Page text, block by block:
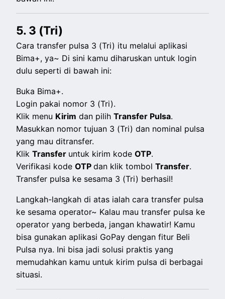
5. 3 (Tri)
Cara transfer pulsa 3 (Tri) itu melalui aplikasi
Bima+, ya~ Di sini kamu diharuskan untuk login
dulu seperti di bawah ini:
Buka Bima+.
Login pakai nomor 3 (Tri).
Klik menu Kirim dan pilihTransfer Pulsa.
Masukkan nomor tujuan 3 (Tri) dan nominal pulsa
yang mau ditransfer.
KlikTransfer untuk kirim kodeOTP.
Verifikasi kodeOTPdan klik tombolTransfer.
Transfer pulsa ke sesama 3 (Tri) berhasil!
Langkah-langkah di atas ialah cara transfer pulsa
ke sesama operator~ Kalau mau transfer pulsa ke
operator yang berbeda, jangan khawatir! Kamu
bisa gunakan aplikasi GoPay dengan fitur Beli
Pulsa nya. Ini bisa jadi solusi praktis yang
memudahkan kamu untuk kirim pulsa di berbagai
situasi.